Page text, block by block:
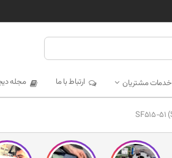
خدمات مشتریان ارتباط با ما مجله